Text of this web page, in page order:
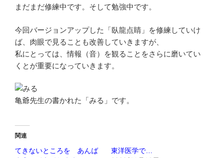
まだまだ修練中です。そして勉強中です。
今回バージョンアップした「臥龍点睛」を修練していけ
ば、肉眼で見ることも改善していきますが、
私にとっては、情報（音）を観ることをさらに磨いてい
くとが重要になっていきます。
亀爺先生の書かれた「みる」です。
関連
てきないところを あんば
東洋医学で…